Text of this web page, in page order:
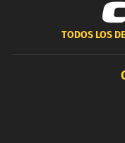
TODOS LOS